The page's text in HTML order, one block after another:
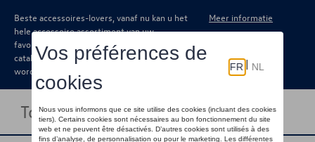
Beste accessoires-lovers, vanaf nu kan u het
hele accessoire assortiment van uw
favoriete merk terugvinden in de online
catalogus. Deze kunnen steeds besteld
worden via uw dealer.
Meer informatie
Toggle navigation